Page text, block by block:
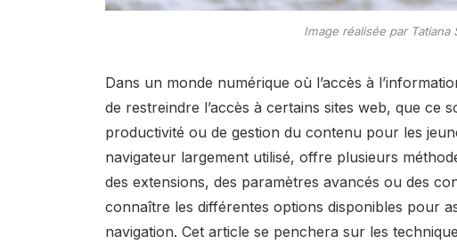
Image réalisée par Tatiana
Dans un monde numérique où l’accès à
de restreindre l’accès à certains sites web, que ce
productivité ou de gestion du contenu pour les
navigateur largement utilisé, offre plusieurs
des extensions, des paramètres avancés ou des
connaître les différentes options disponibles pour
navigation. Cet article se penchera sur les